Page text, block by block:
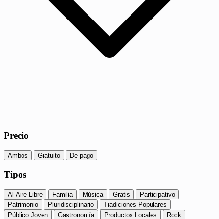
Precio
Ambos Gratuito De pago
Tipos
Al Aire Libre Familia Música Gratis
Participativo
Patrimonio
Pluridisciplinario
Tradiciones Populares
Público Joven
Gastronomía Productos Locales
Rock